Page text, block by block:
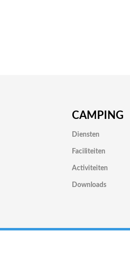
CAMPING
Diensten
Faciliteiten
Activiteiten
Downloads